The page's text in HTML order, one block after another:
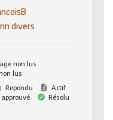
divers
non lus
lus
Repondu
Actif
approuvé
Résolu